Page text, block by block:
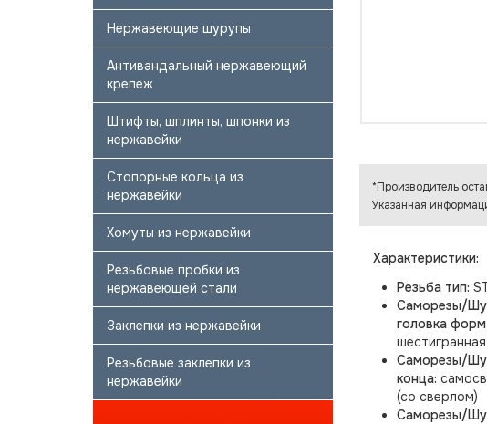
Нержавеющие шурупы
Антивандальный нержавеющий
крепеж
Штифты, шплинты, шпонки из
нержавейки
Стопорные кольца из
нержавейки
Хомуты из нержавейки
Резьбовые пробки из
нержавеющей стали
Заклепки из нержавейки
Резьбовые заклепки из
нержавейки
Характеристики:
Резьба тип:
Саморезы/
головка
шестигранная
Саморезы/
конца:
(со сверлом)
Саморезы/
*Производитель
Указанная